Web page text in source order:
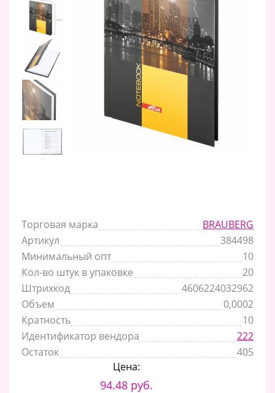
Торговая марка
BRAUBERG
Артикул
384498
Минимальный опт
10
Кол-во штук в упаковке
20
Штрихкод
4606224032962
Объем
0,0002
Кратность
10
Идентификатор вендора
222
Остаток
405
Цена:
94.48 руб.